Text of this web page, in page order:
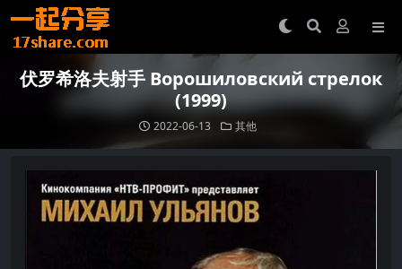
伏罗希洛夫射手 Ворошиловский стрелок
(1999)
2022-06-13 其他